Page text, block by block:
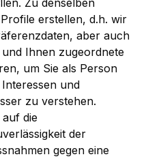
Zu denselben
erstellen, d.h. wir
aber auch
Ihnen zugeordnete
um Sie als Person
und
zu verstehen.
die
der
gegen eine